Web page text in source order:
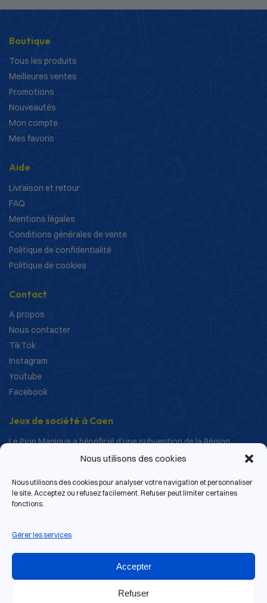
Nous utilisons des cookies
Nous utilisons des cookies pour analyser votre navigation et personnaliser
le site. Acceptez ou refusez facilement. Refuser peut limiter certaines
fonctions.
Gérer les services
Accepter
Refuser
Boutique
Tous les produits
Meilleures ventes
Promotions
Nouveautés
Mon compte
Mes favoris
Aide
Livraison et retour
FAQ
Mentions légales
Conditions générales de vente
Politique de confidentialité
Politique de cookies
Contact
A propos
Nous contacter
TikTok
Instagram
Youtube
Facebook
Jeux de société à Caen
Le Pion Magique a bénéficié d’une subvention de la Région
Normandie dans le cadre de ses actions de structuration et de